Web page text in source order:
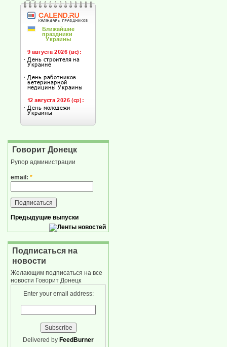
Говорит Донецк
Рупор администрации
email: *
Предыдущие выпуски
Подписаться на
новости
Желающим подписаться на все
новости Говорит Донецк
Enter your email address:
Delivered by FeedBurner